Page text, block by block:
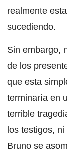
realmente
sucediendo.
Sin embargo,
de los
que esta
terminaría en
terrible
los testigos, ni
Bruno se